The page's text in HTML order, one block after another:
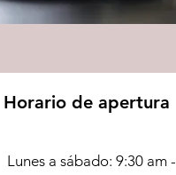
Horario de apertura
Lunes a sábado: 9:30 am -